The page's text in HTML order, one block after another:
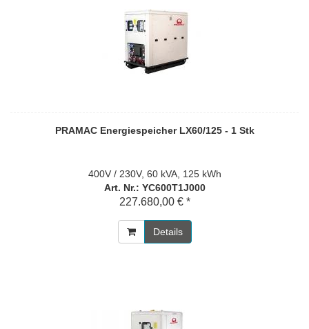
PRAMAC Energiespeicher LX60/125 - 1 Stk
400V / 230V, 60 kVA, 125 kWh
Art. Nr.: YC600T1J000
227.680,00 € *
Details